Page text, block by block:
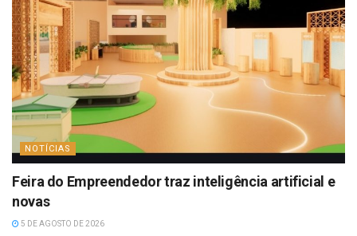
NOTÍCIAS
Feira do Empreendedor traz inteligência artificial e
novas
5 DE AGOSTO DE 2026